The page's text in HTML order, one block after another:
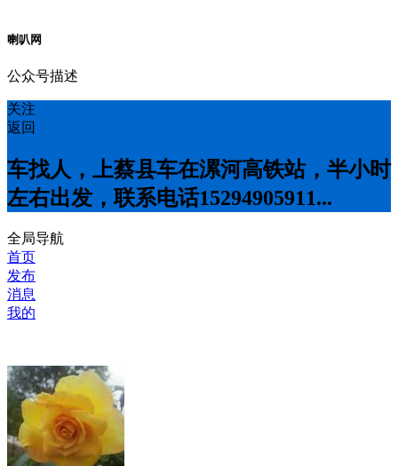
喇叭网
公众号描述
关注
返回
车找人，上蔡县车在漯河高铁站，半小时
左右出发，联系电话15294905911...
全局导航
首页
发布
消息
我的